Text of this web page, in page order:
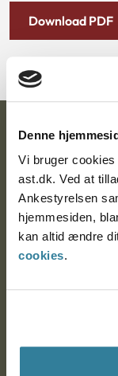
Denne
Vi bruger
ast.dk. Ved at
Ankestyrelsen
hjemmesiden,
kan altid ændre
cookies.
Download PDF
Postadresse:
Nytorv 7, 2. sal
9000 Aalborg